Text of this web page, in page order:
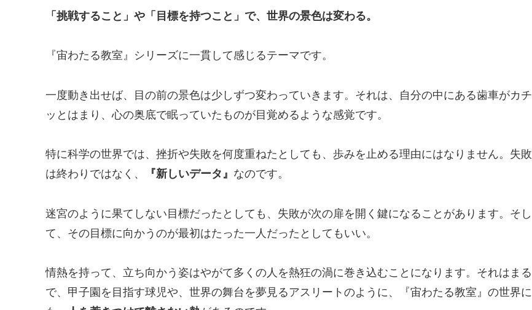
「挑戦すること」や「目標を持つこと」で、世界の景色は変わる。
『宙わたる教室』シリーズに一貫して感じるテーマです。
一度動き出せば、目の前の景色は少しずつ変わっていきます。それは、自分の中にある歯車がカチ
ッとはまり、心の奥底で眠っていたものが目覚めるような感覚です。
特に科学の世界では、挫折や失敗を何度重ねたとしても、歩みを止める理由にはなりません。失敗
は終わりではなく、
『新しいデータ』 なのです。
迷宮のように果てしない目標だったとしても、失敗が次の扉を開く鍵になることがあります。そし
て、その目標に向かうのが最初はたった一人だったとしてもいい。
情熱を持って、立ち向かう姿はやがて多くの人を熱狂の渦に巻き込むことになります。それはまる
で、甲子園を目指す球児や、世界の舞台を夢見るアスリートのように、『宙わたる教室』の世界に